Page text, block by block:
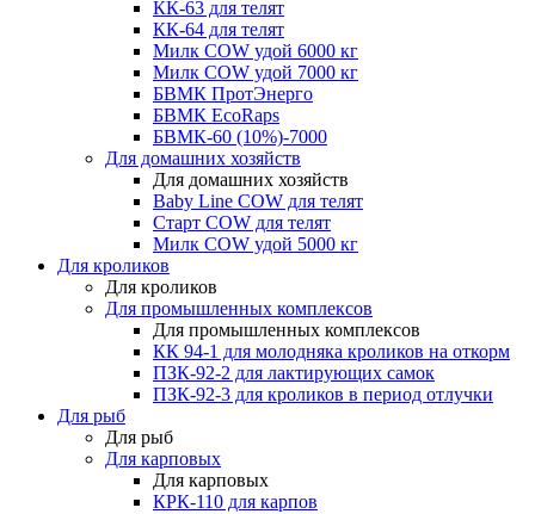
КК-63 для телят
КК-64 для телят
Милк COW удой 6000 кг
Милк COW удой 7000 кг
БВМК ПротЭнерго
БВМК EcoRaps
БВМК-60 (10%)-7000
Для домашних хозяйств
Для домашних хозяйств
Baby Line COW для телят
Старт COW для телят
Милк COW удой 5000 кг
Для кроликов
Для кроликов
Для промышленных комплексов
Для промышленных комплексов
КК 94-1 для молодняка кроликов на откорм
ПЗК-92-2 для лактирующих самок
ПЗК-92-3 для кроликов в период отлучки
Для рыб
Для рыб
Для карповых
Для карповых
КРК-110 для карпов